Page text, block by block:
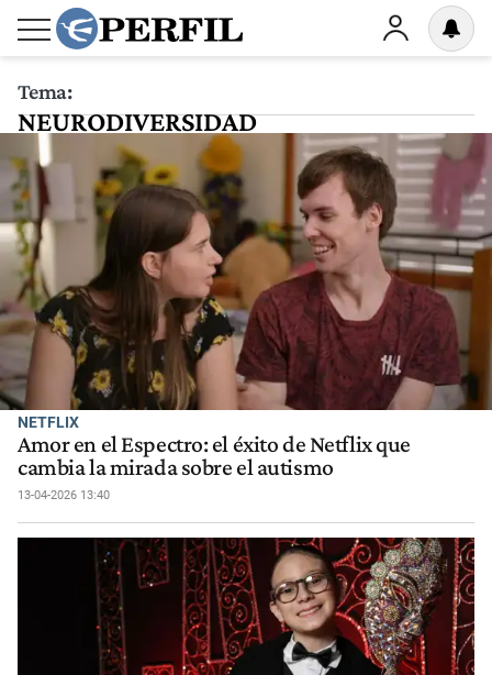
Tema:
NEURODIVERSIDAD
NETFLIX
Amor en el Espectro: el éxito de Netflix que
cambia la mirada sobre el autismo
13-04-2026 13:40